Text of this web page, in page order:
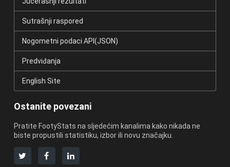
Sutrašnji raspored
Nogometni podaci API(JSON)
Predviđanja
English Site
Ostanite povezani
Pratite FootyStats na sljedećim kanalima kako nikada ne
biste propustili statistiku, izbor ili novu značajku.